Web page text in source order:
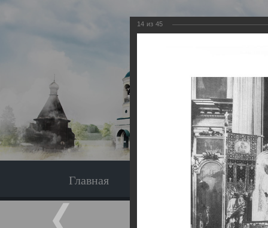
Главная Экскурсия
14 из 45